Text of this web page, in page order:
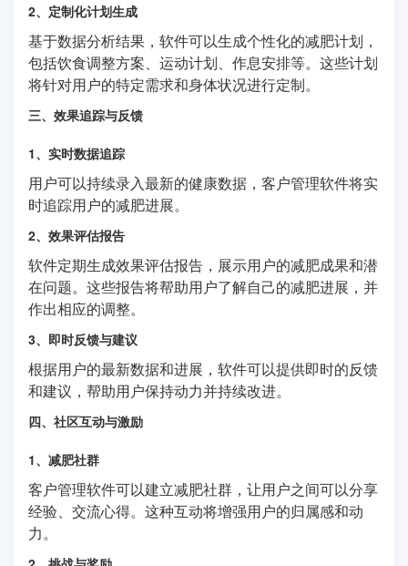
2、定制化计划生成
基于数据分析结果，软件可以生成个性化的减肥计划，
包括饮食调整方案、运动计划、作息安排等。这些计划
将针对用户的特定需求和身体状况进行定制。
三、效果追踪与反馈
1、实时数据追踪
用户可以持续录入最新的健康数据，客户管理软件将实
时追踪用户的减肥进展。
2、效果评估报告
软件定期生成效果评估报告，展示用户的减肥成果和潜
在问题。这些报告将帮助用户了解自己的减肥进展，并
作出相应的调整。
3、即时反馈与建议
根据用户的最新数据和进展，软件可以提供即时的反馈
和建议，帮助用户保持动力并持续改进。
四、社区互动与激励
1、减肥社群
客户管理软件可以建立减肥社群，让用户之间可以分享
经验、交流心得。这种互动将增强用户的归属感和动
力。